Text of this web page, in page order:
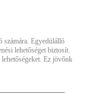
számára. Egyedülálló
lehetőséget biztosít.
Ez jövőnk